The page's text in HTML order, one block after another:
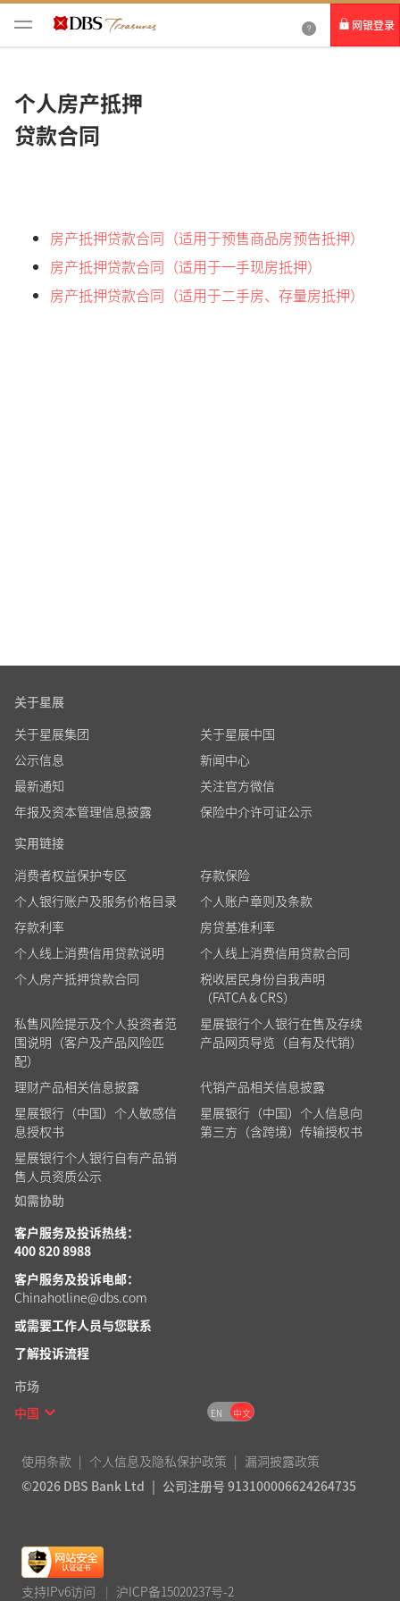
网银登录
个人房产抵押
贷款合同
房产抵押贷款合同（适用于预售商品房预告抵押）
房产抵押贷款合同（适用于一手现房抵押）
房产抵押贷款合同（适用于二手房、存量房抵押）
关于星展
关于星展集团
关于星展中国
公示信息
新闻中心
最新通知
关注官方微信
年报及资本管理信息披露
保险中介许可证公示
实用链接
消费者权益保护专区
存款保险
个人银行账户及服务价格目录
个人账户章则及条款
存款利率
房贷基准利率
个人线上消费信用贷款说明
个人线上消费信用贷款合同
个人房产抵押贷款合同
税收居民身份自我声明
（FATCA & CRS）
私售风险提示及个人投资者范
围说明（客户及产品风险匹
配）
星展银行个人银行在售及存续
产品网页导览（自有及代销）
理财产品相关信息披露
代销产品相关信息披露
星展银行（中国）个人敏感信
息授权书
星展银行（中国）个人信息向
第三方（含跨境）传输授权书
星展银行个人银行自有产品销
售人员资质公示
如需协助
客户服务及投诉热线：
400 820 8988
客户服务及投诉电邮：
Chinahotline@dbs.com
或需要工作人员与您联系
了解投诉流程
市场
中国
EN 中文
使用条款 个人信息及隐私保护政策
漏洞披露政策
©2026 DBS Bank Ltd
公司注册号 913100006624264735
支持IPv6访问 | 沪ICP备15020237号-2